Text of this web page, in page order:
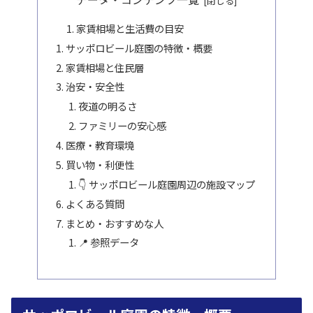
家賃相場と生活費の目安
サッポロビール庭園の特徴・概要
家賃相場と住民層
治安・安全性
夜道の明るさ
ファミリーの安心感
医療・教育環境
買い物・利便性
👇 サッポロビール庭園周辺の施設マップ
よくある質問
まとめ・おすすめな人
📍 参照データ